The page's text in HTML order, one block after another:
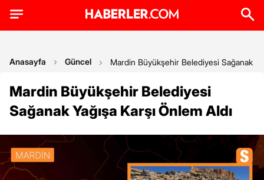
Anasayfa Güncel Mardin Büyükşehir Belediyesi Sağanak
Mardin Büyükşehir Belediyesi
Sağanak Yağışa Karşı Önlem Aldı